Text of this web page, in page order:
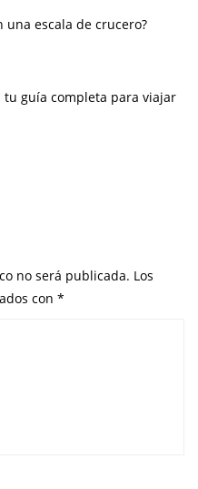
una escala de crucero?
guía completa para viajar
no será publicada. Los
con *